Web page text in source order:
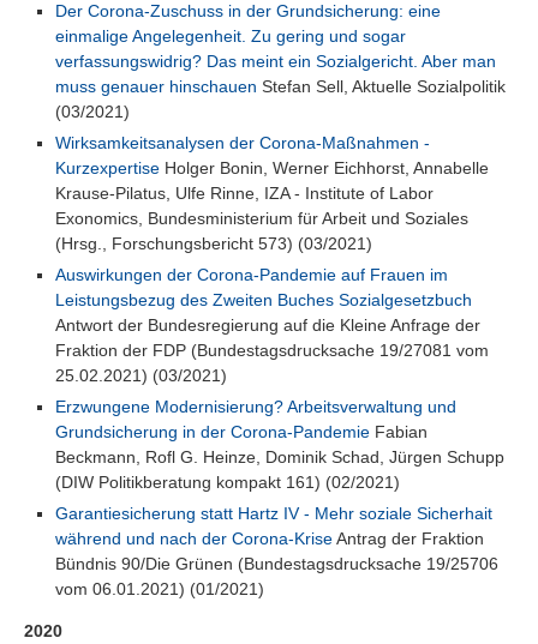
Der Corona-Zuschuss in der Grundsicherung: eine
einmalige Angelegenheit. Zu gering und sogar
verfassungswidrig? Das meint ein Sozialgericht. Aber man
muss genauer hinschauen Stefan Sell, Aktuelle Sozialpolitik
(03/2021)
Wirksamkeitsanalysen der Corona-Maßnahmen -
KurzexpertiseHolger Bonin, Werner Eichhorst, Annabelle
Krause-Pilatus, Ulfe Rinne, IZA - Institute of Labor
Exonomics, Bundesministerium für Arbeit und Soziales
(Hrsg., Forschungsbericht 573) (03/2021)
Auswirkungen der Corona-Pandemie auf Frauen im
Leistungsbezug des Zweiten Buches Sozialgesetzbuch
Antwort der Bundesregierung auf die Kleine Anfrage der
Fraktion der FDP (Bundestagsdrucksache 19/27081 vom
25.02.2021) (03/2021)
Erzwungene Modernisierung? Arbeitsverwaltung und
Grundsicherung in der Corona-PandemieFabian
Beckmann, Rofl G. Heinze, Dominik Schad, Jürgen Schupp
(DIW Politikberatung kompakt 161) (02/2021)
Garantiesicherung statt Hartz IV - Mehr soziale Sicherhait
während und nach der Corona-KriseAntrag der Fraktion
Bündnis 90/Die Grünen (Bundestagsdrucksache 19/25706
vom 06.01.2021) (01/2021)
2020